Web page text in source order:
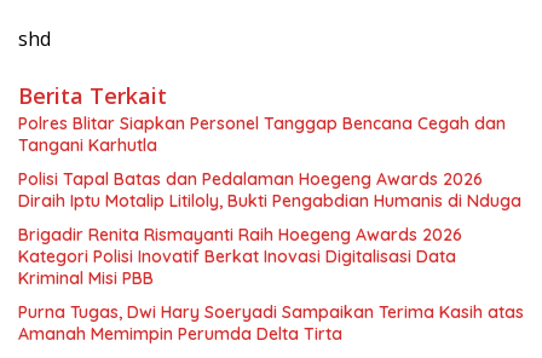
shd
Berita Terkait
Polres Blitar Siapkan Personel Tanggap Bencana Cegah dan
Tangani Karhutla
Polisi Tapal Batas dan Pedalaman Hoegeng Awards 2026
Diraih Iptu Motalip Litiloly, Bukti Pengabdian Humanis di Nduga
Brigadir Renita Rismayanti Raih Hoegeng Awards 2026
Kategori Polisi Inovatif Berkat Inovasi Digitalisasi Data
Kriminal Misi PBB
Purna Tugas, Dwi Hary Soeryadi Sampaikan Terima Kasih atas